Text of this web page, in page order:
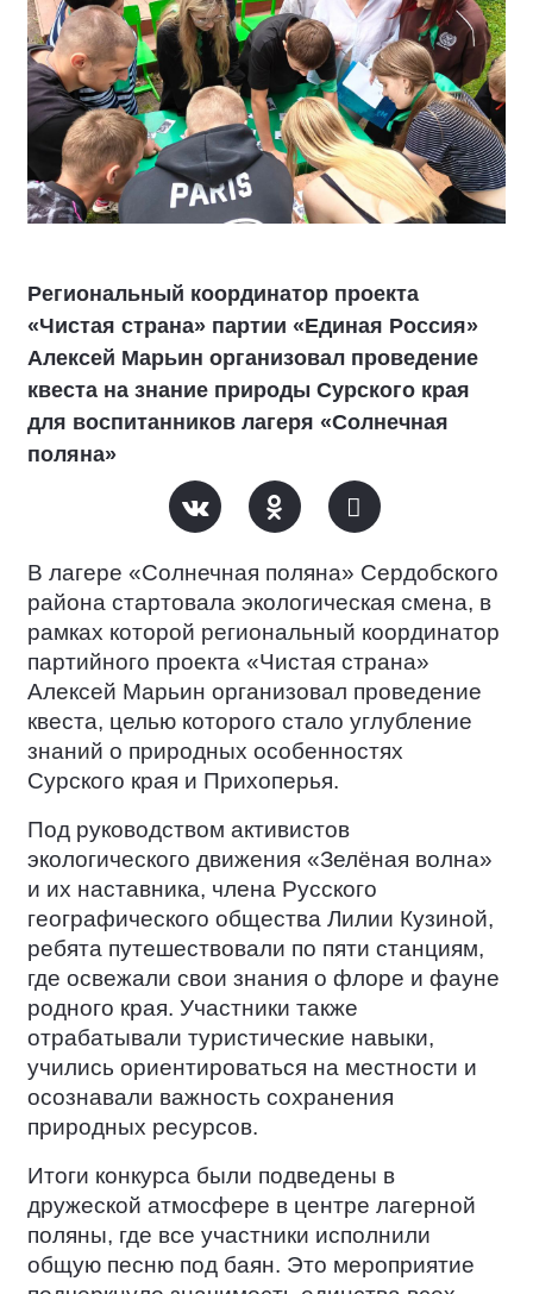
Региональный координатор проекта
«Чистая страна» партии «Единая Россия»
Алексей Марьин организовал проведение
квеста на знание природы Сурского края
для воспитанников лагеря «Солнечная
поляна»
В лагере «Солнечная поляна» Сердобского
района стартовала экологическая смена, в
рамках которой региональный координатор
партийного проекта «Чистая страна»
Алексей Марьин организовал проведение
квеста, целью которого стало углубление
знаний о природных особенностях
Сурского края и Прихоперья.
Под руководством активистов
экологического движения «Зелёная волна»
и их наставника, члена Русского
географического общества Лилии Кузиной,
ребята путешествовали по пяти станциям,
где освежали свои знания о флоре и фауне
родного края. Участники также
отрабатывали туристические навыки,
учились ориентироваться на местности и
осознавали важность сохранения
природных ресурсов.
Итоги конкурса были подведены в
дружеской атмосфере в центре лагерной
поляны, где все участники исполнили
общую песню под баян. Это мероприятие